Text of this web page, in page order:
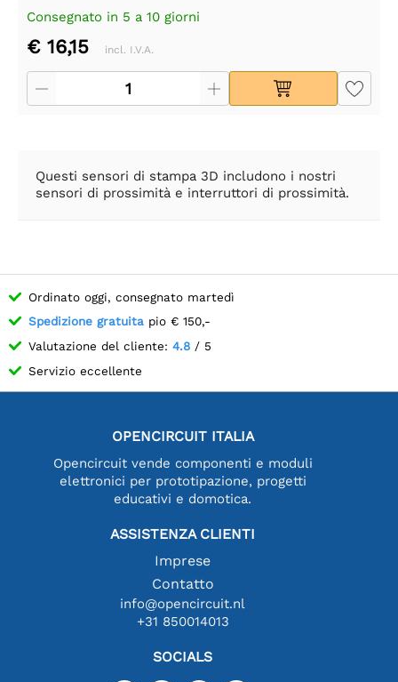
Consegnato in 5 a 10 giorni
€ 16,15 incl. I.V.A.
Questi sensori di stampa 3D includono i nostri
sensori di prossimità e interruttori di prossimità.
Ordinato oggi, consegnato martedì
Spedizione gratuita pio € 150,-
Valutazione del cliente: 4.8 / 5
Servizio eccellente
OPENCIRCUIT ITALIA
Opencircuit vende componenti e moduli
elettronici per prototipazione, progetti
educativi e domotica.
ASSISTENZA CLIENTI
Imprese
Contatto
info@opencircuit.nl
+31 850014013
SOCIALS